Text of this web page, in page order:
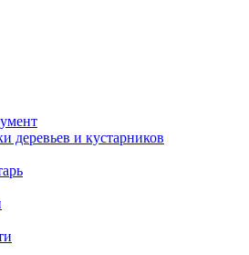
деревьев и кустарников